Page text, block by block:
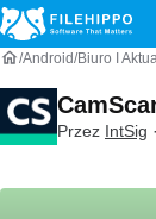
Android Biuro I
Przez IntSig